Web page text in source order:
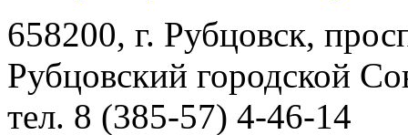
658200, г. Рубцовск,
Рубцовский городской
тел. 8 (385-57) 4-46-14